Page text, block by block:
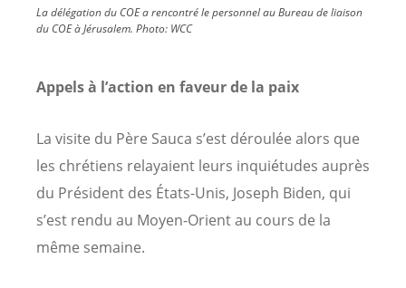
La délégation du COE a rencontré le personnel au Bureau de liaison
du COE à Jérusalem. Photo: WCC
Appels à l’action en faveur de la paix
La visite du Père Sauca s’est déroulée alors que
les chrétiens relayaient leurs inquiétudes auprès
du Président des États-Unis, Joseph Biden, qui
s’est rendu au Moyen-Orient au cours de la
même semaine.